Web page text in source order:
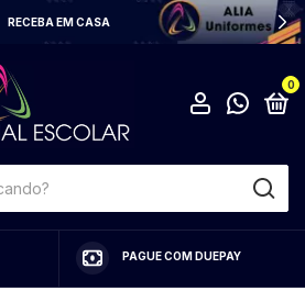
RECEBA EM CASA
0
PAGUE COM DUEPAY